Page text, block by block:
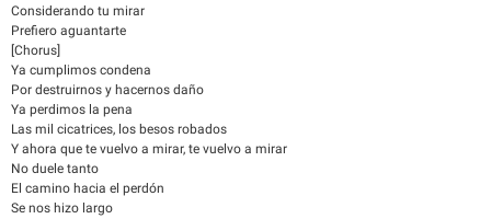
Considerando tu mirar
Prefiero aguantarte
[Chorus]
Ya cumplimos condena
Por destruirnos y hacernos daño
Ya perdimos la pena
Las mil cicatrices, los besos robados
Y ahora que te vuelvo a mirar, te vuelvo a mirar
No duele tanto
El camino hacia el perdón
Se nos hizo largo